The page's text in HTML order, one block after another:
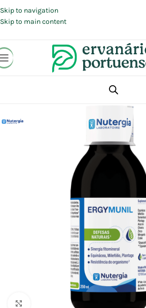
Skip to navigation
Skip to main content
Suplementos alimentares
Click to enlarge